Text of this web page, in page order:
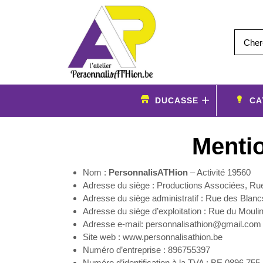
DUCASSE
Nom : PersonnalisATHion – Activité 19560
Adresse du siège : Productions Associées,
Adresse du siège administratif : Rue des
Adresse du siège d’exploitation : Rue du
Adresse e-mail: personnalisathion@gmail.com
Site web : www.personnalisathion.be
Numéro d’entreprise : 896755397